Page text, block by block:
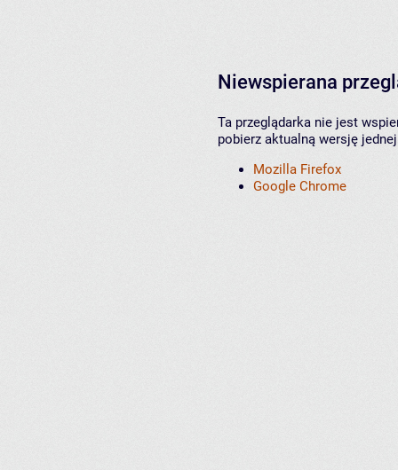
Niewspierana
Ta przeglądarka nie jest
pobierz aktualną wersję
Mozilla Firefox
Google Chrome